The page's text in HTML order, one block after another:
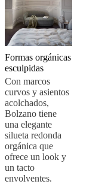
clienteContacto
del
productoInstrucciones
de
montajeGarantíaLegal
de
decoración
de
interiores
gratisSolicita
muestras
gratisBuscar
una
tiendaAcerca
de
BoConcept
social
Formas orgánicas
esculpidas
Con marcos
curvos y asientos
acolchados,
Bolzano tiene
una elegante
silueta redonda
orgánica que
ofrece un look y
un tacto
envolventes.